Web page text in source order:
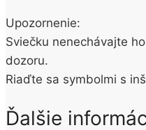
Upozornenie:
Sviečku nenechávajte
dozoru.
Riaďte sa symbolmi s
Ďalšie